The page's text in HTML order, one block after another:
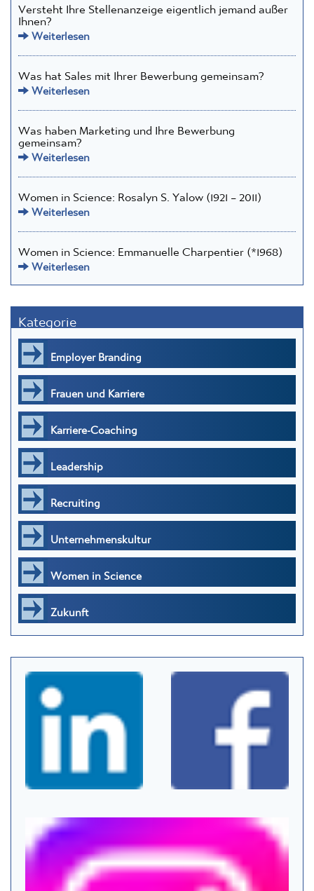
Versteht Ihre Stellenanzeige eigentlich jemand außer
Ihnen?
Weiterlesen
Was hat Sales mit Ihrer Bewerbung gemeinsam?
Weiterlesen
Was haben Marketing und Ihre Bewerbung
gemeinsam?
Weiterlesen
Women in Science: Rosalyn S. Yalow (1921 – 2011)
Weiterlesen
Women in Science: Emmanuelle Charpentier (*1968)
Weiterlesen
Kategorie
Employer Branding
Frauen und Karriere
Karriere-Coaching
Leadership
Recruiting
Unternehmenskultur
Women in Science
Zukunft